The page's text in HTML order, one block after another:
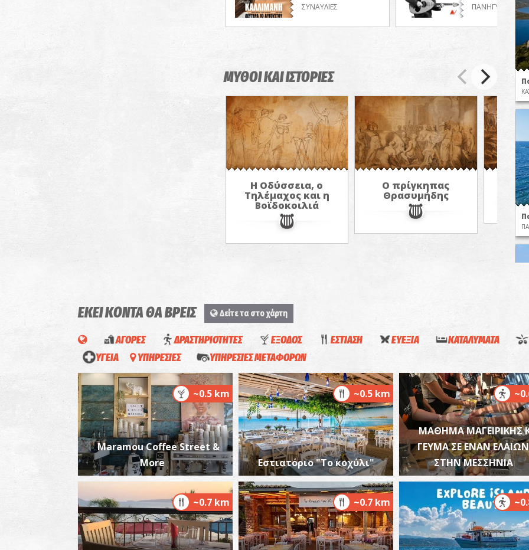
ΣΥΝΑΥΛΙΕΣ ΠΑΝΗΓΥΡΙΑ
ΜΥΘΟΙ ΚΑΙ ΙΣΤΟΡΙΕΣ
Η Οδύσσεια, ο
Τηλέμαχος και η
Βοϊδοκοιλιά
Ο πρίγκηπας
Θρασυμήδης
ΕΚΕΙ ΚΟΝΤΑ ΘΑ ΒΡΕΙΣ Δείτε τα στο χάρτη
ΑΓΟΡΕΣ ΔΡΑΣΤΗΡΙΟΤΗΤΕΣ ΕΞΟΔΟΣ ΕΣΤΙΑΣΗ ΕΥΕΞΙΑ ΚΑΤΑΛΥΜΑΤΑ
ΥΓΕΙΑ
ΥΠΗΡΕΣΙΕΣ ΥΠΗΡΕΣΙΕΣ ΜΕΤΑΦΟΡΩΝ
~0.5 km
Maramou Coffee Street &
More
~0.5 km
Εστιατόριο "Το κοχύλι"
ΜΑΘΗΜΑ ΜΑΓΕΙΡΙΚΗΣ
ΓΕΥΜΑ ΣΕ ΕΝΑΝ
ΣΤΗΝ ΜΕΣΣΗΝΙΑ
~0.7 km ~0.7 km